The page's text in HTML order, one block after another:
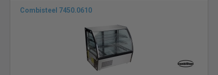
Statische koelingDit is de traditionele koeling. Het verschil met
(koude) lucht in de koelkast circuleert. De luchtcirculatie is dus
beperkt waardoor er aanzienlijke temperatuurverschillen kunnen
optreden. Voorin is het bijvoorbeeld iets warmer dan achterin. Wij
raden aan om de koeling van een thermometer te voorzien.
- Goedkoper in aanschaf
Combisteel 7450.0610